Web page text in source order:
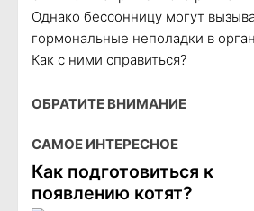
Однако бессонницу могут
гормональные неполадки в
Как с ними справиться?
ОБРАТИТЕ ВНИМАНИЕ
САМОЕ ИНТЕРЕСНОЕ
Как подготовиться к
появлению котят?